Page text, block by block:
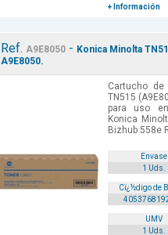
+ Información
Ref. A9E8050- Konica Minolta
A9E8050.
Cartucho
TN515
para uso
Konica
Bizhub 558e
Envase
1 Uds.
Cï¿½digo de
UMV
1 Uds.